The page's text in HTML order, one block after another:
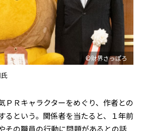
©財界さっぽろ
ＰＲキャラクターをめぐり、作者との
るという。関係者を当たると、１年前
その職員の行動に問題があるとの話